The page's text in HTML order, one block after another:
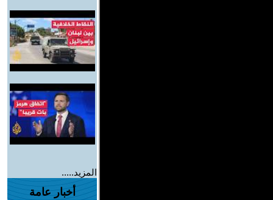
المزيد.....
أخبار عامة